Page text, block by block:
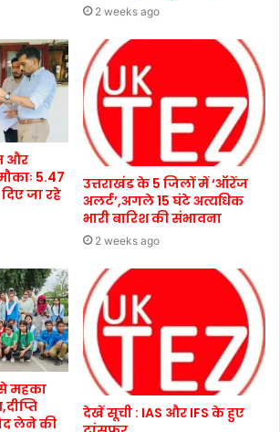
2 weeks ago
और
5.47
जा रहे
उत्तराखंड के 5 जिलों में ‘ऑरेंज
अलर्ट’,अगले 15 घंटे अत्यधिक
भारी बारिश की संभावना
2 weeks ago
महका
लेने की
देखें सूची : IAS और IFS के हुए